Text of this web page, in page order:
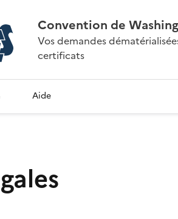
Convention de
Vos demandes
certificats
Aide